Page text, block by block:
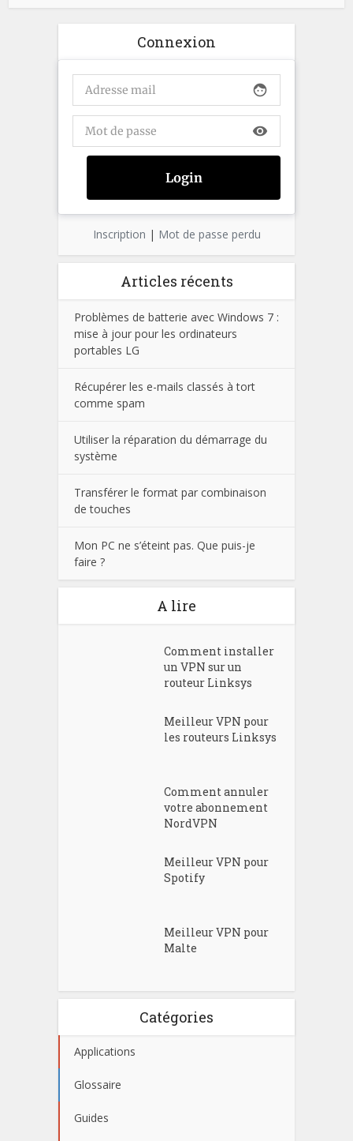
Connexion
face
visibility
Inscription | Mot de passe perdu
Articles récents
Problèmes de batterie avec Windows 7 :
mise à jour pour les ordinateurs
portables LG
Récupérer les e-mails classés à tort
comme spam
Utiliser la réparation du démarrage du
système
Transférer le format par combinaison
de touches
Mon PC ne s’éteint pas. Que puis-je
faire ?
A lire
Comment installer
un VPN sur un
routeur Linksys
Meilleur VPN pour
les routeurs Linksys
Comment annuler
votre abonnement
NordVPN
Meilleur VPN pour
Spotify
Meilleur VPN pour
Malte
Catégories
Applications
Glossaire
Guides